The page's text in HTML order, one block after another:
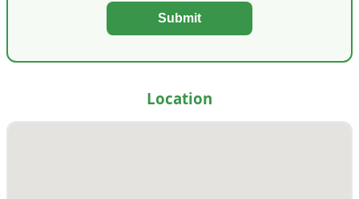
Submit
Location